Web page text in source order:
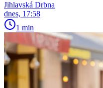
Jihlavská Drbna
dnes, 17:58
1 min